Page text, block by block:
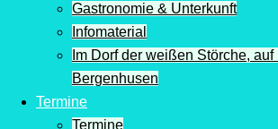
Gastronomie & Unterkunft
Infomaterial
Im Dorf der weißen Störche,
Bergenhusen
Termine
Termine